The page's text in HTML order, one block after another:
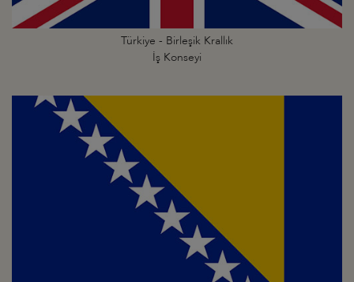
Türkiye - Birleşik Krallık
İş Konseyi